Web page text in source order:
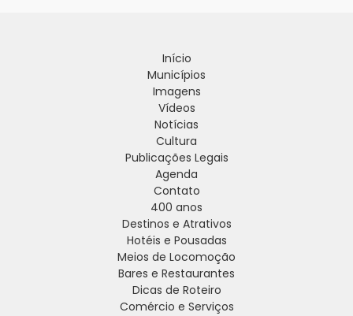
Início
Municípios
Imagens
Vídeos
Notícias
Cultura
Publicações Legais
Agenda
Contato
400 anos
Destinos e Atrativos
Hotéis e Pousadas
Meios de Locomoção
Bares e Restaurantes
Dicas de Roteiro
Comércio e Serviços